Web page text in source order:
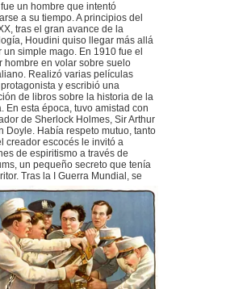
fue un hombre que intentó
a su tiempo. A principios del
tras el gran avance de la
Houdini quiso llegar más allá
un simple mago. En 1910 fue el
hombre en volar sobre suelo
Realizó varias películas
y escribió una
de libros sobre la historia de la
En esta época, tuvo amistad con
de Sherlock Holmes, Sir Arthur
Doyle. Había respeto mutuo, tanto
creador escocés le invitó a
de espiritismo a través de
un pequeño secreto que tenía
Tras la I Guerra Mundial, se